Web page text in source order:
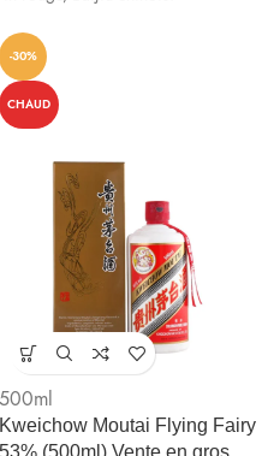
-30%
CHAUD
500ml
Kweichow Moutai Flying Fairy